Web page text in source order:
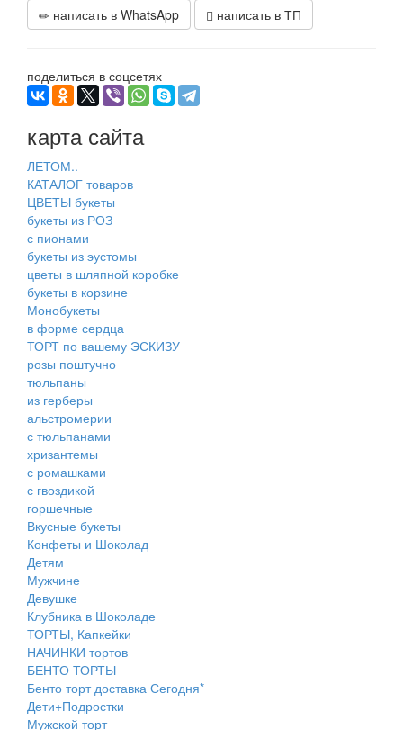
написать в WhatsApp
написать в ТП
поделиться в соцсетях
карта сайта
ЛЕТОМ..
КАТАЛОГ товаров
ЦВЕТЫ букеты
букеты из РОЗ
с пионами
букеты из эустомы
цветы в шляпной коробке
букеты в корзине
Монобукеты
в форме сердца
ТОРТ по вашему ЭСКИЗУ
розы поштучно
тюльпаны
из герберы
альстромерии
с тюльпанами
хризантемы
с ромашками
с гвоздикой
горшечные
Вкусные букеты
Конфеты и Шоколад
Детям
Мужчине
Девушке
Клубника в Шоколаде
ТОРТЫ, Капкейки
НАЧИНКИ тортов
БЕНТО ТОРТЫ
Бенто торт доставка Сегодня*
Дети+Подростки
Мужской торт